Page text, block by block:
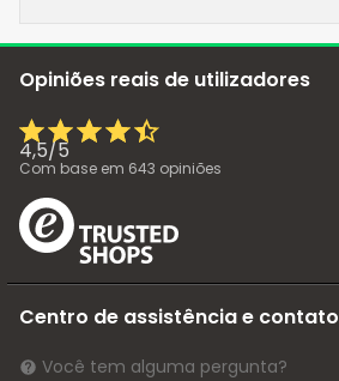
Opiniões reais de utilizadores
4,5/5
Com base em 643 opiniões
Centro de assistência e contato
Você tem alguma pergunta?